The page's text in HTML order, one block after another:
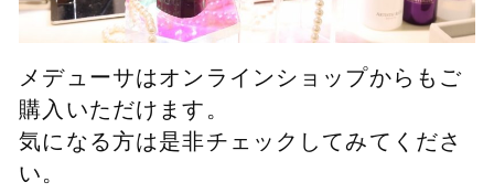
メデューサはオンラインショップからもご
購入いただけます。
気になる方は是非チェックしてみてくださ
い。